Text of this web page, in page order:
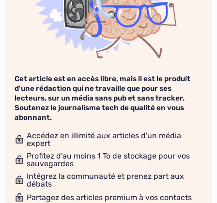
Cet article est en accès libre, mais il est le produit
d'une rédaction qui ne travaille que pour ses
lecteurs, sur un média sans pub et sans tracker.
Soutenez le journalisme tech de qualité en vous
abonnant.
Accédez en illimité aux articles d'un média
expert
Profitez d'au moins 1 To de stockage pour vos
sauvegardes
Intégrez la communauté et prenez part aux
débats
Partagez des articles premium à vos contacts